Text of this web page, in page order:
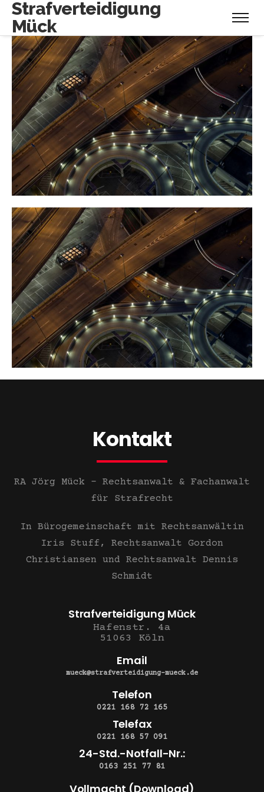
Strafverteidigung
Mück
Kontakt
RA Jörg Mück – Rechtsanwalt & Fachanwalt
für Strafrecht
In Bürogemeinschaft mit Rechtsanwältin
Iris Stuff, Rechtsanwalt Gordon
Christiansen und Rechtsanwalt Dennis
Schmidt
Strafverteidigung Mück
Hafenstr. 4a
51063 Köln
Email
mueck@strafverteidigung-mueck.de
Telefon
0221 168 72 165
Telefax
0221 168 57 091
24-Std.-Notfall-Nr.:
0163 251 77 81
Vollmacht (Download)